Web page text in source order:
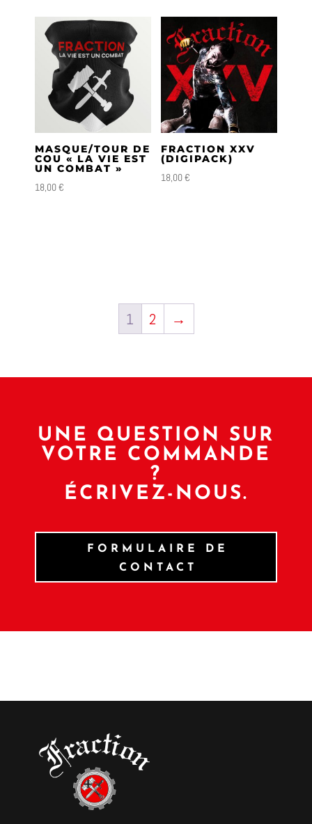
MASQUE/TOUR DE
COU « LA VIE EST
UN COMBAT »
18,00€
FRACTION XXV
(DIGIPACK)
18,00€
1 2 →
UNE QUESTION SUR
VOTRE COMMANDE
?
ÉCRIVEZ-NOUS.
FORMULAIRE DE
CONTACT